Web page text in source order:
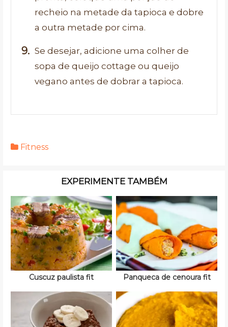
recheio na metade da tapioca e dobre
a outra metade por cima.
Se desejar, adicione uma colher de
sopa de queijo cottage ou queijo
vegano antes de dobrar a tapioca.
Fitness
EXPERIMENTE TAMBÉM
Cuscuz paulista fit Panqueca de cenoura fit